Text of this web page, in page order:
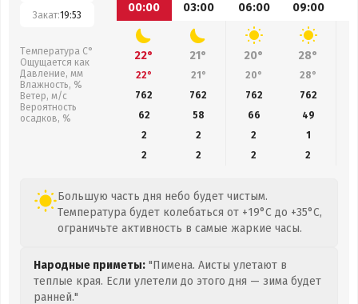
Закат:19:53
Температура С°
Ощущается как
Давление, мм
Влажность, %
Ветер, м/с
Вероятность
осадков, %
00:00
03:00 06:00 09:00
22° 21° 20° 28°
22° 21° 20° 28°
762
762 762 762
62
58 66
49
2
2 2
1
2
2 2 2
Большую часть дня небо будет чистым.
Температура будет колебаться от +19°C до +35°C,
ограничьте активность в самые жаркие часы.
Народные приметы: "Пимена. Аисты улетают в
теплые края. Если улетели до этого дня — зима будет
ранней."